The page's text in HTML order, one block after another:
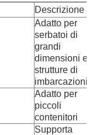
Descrizione
Adatto per
serbatoi di
grandi
dimensioni e
strutture di
imbarcazioni
Adatto per
piccoli
contenitori
Supporta